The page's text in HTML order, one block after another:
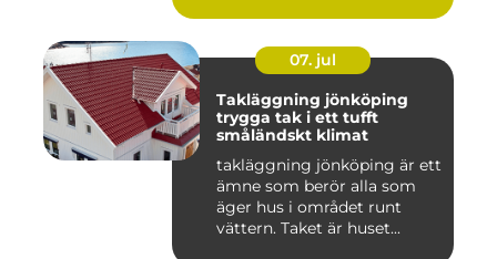
07. jul
Takläggning jönköping
trygga tak i ett tufft
småländskt klimat
takläggning jönköping är ett
ämne som berör alla som
äger hus i området runt
vättern. Taket är huset...